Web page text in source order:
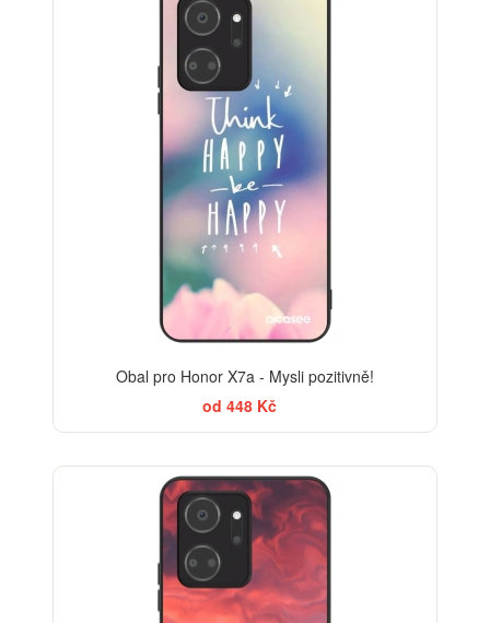
Obal pro Honor X7a - Mysli pozitivně!
od 448 Kč